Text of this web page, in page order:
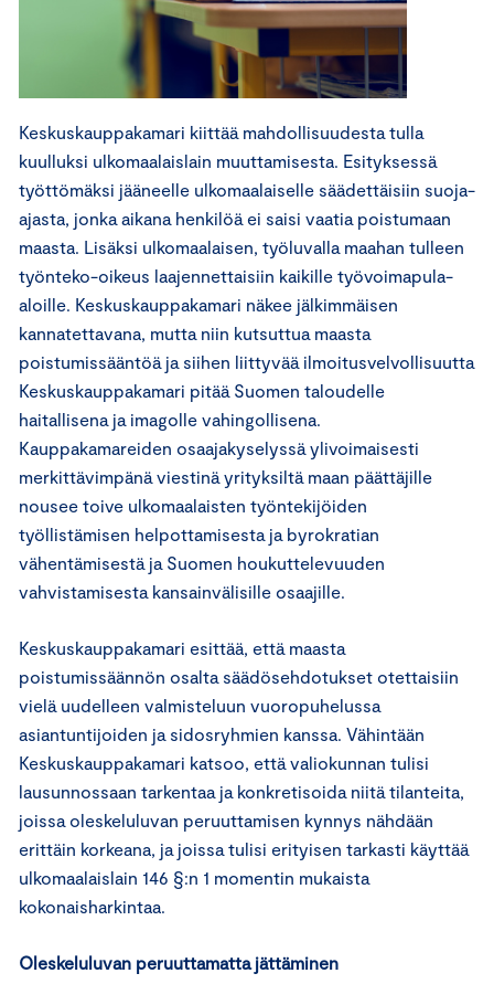
Keskuskauppakamari kiittää mahdollisuudesta tulla
kuulluksi ulkomaalaislain muuttamisesta. Esityksessä
työttömäksi jääneelle ulkomaalaiselle säädettäisiin suoja-
ajasta, jonka aikana henkilöä ei saisi vaatia poistumaan
maasta. Lisäksi ulkomaalaisen, työluvalla maahan tulleen
työnteko-oikeus laajennettaisiin kaikille työvoimapula-
aloille. Keskuskauppakamari näkee jälkimmäisen
kannatettavana, mutta niin kutsuttua maasta
poistumissääntöä ja siihen liittyvää ilmoitusvelvollisuutta
Keskuskauppakamari pitää Suomen taloudelle
haitallisena ja imagolle vahingollisena.
Kauppakamareiden osaajakyselyssä ylivoimaisesti
merkittävimpänä viestinä yrityksiltä maan päättäjille
nousee toive ulkomaalaisten työntekijöiden
työllistämisen helpottamisesta ja byrokratian
vähentämisestä ja Suomen houkuttelevuuden
vahvistamisesta kansainvälisille osaajille.
Keskuskauppakamari esittää, että maasta
poistumissäännön osalta säädösehdotukset otettaisiin
vielä uudelleen valmisteluun vuoropuhelussa
asiantuntijoiden ja sidosryhmien kanssa. Vähintään
Keskuskauppakamari katsoo, että valiokunnan tulisi
lausunnossaan tarkentaa ja konkretisoida niitä tilanteita,
joissa oleskeluluvan peruuttamisen kynnys nähdään
erittäin korkeana, ja joissa tulisi erityisen tarkasti käyttää
ulkomaalaislain 146 §:n 1 momentin mukaista
kokonaisharkintaa.
Oleskeluluvan peruuttamatta jättäminen